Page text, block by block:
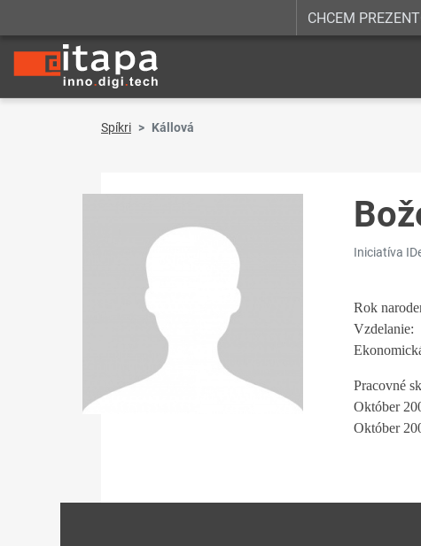
CHCEM
Spíkri Kállová
Iniciatíva
Rok
Vzdelanie:
Pracovné
Október
Október